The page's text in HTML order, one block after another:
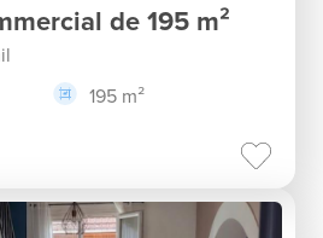
de 195 m²
195 m²